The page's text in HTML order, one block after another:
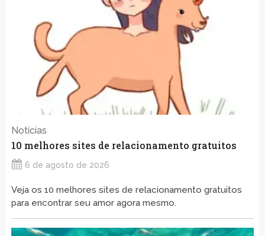
Notícias
10 melhores sites de relacionamento gratuitos
6 de agosto de 2026
Veja os 10 melhores sites de relacionamento gratuitos
para encontrar seu amor agora mesmo.